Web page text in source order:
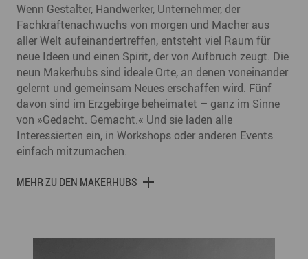
Wenn Gestalter, Handwerker, Unternehmer, der
Fachkräftenachwuchs von morgen und Macher aus
aller Welt aufeinandertreffen, entsteht viel Raum für
neue Ideen und einen Spirit, der von Aufbruch zeugt. Die
neun Makerhubs sind ideale Orte, an denen voneinander
gelernt und gemeinsam Neues erschaffen wird. Fünf
davon sind im Erzgebirge beheimatet – ganz im Sinne
von »Gedacht. Gemacht.« Und sie laden alle
Interessierten ein, in Workshops oder anderen Events
einfach mitzumachen.
MEHR ZU DEN MAKERHUBS